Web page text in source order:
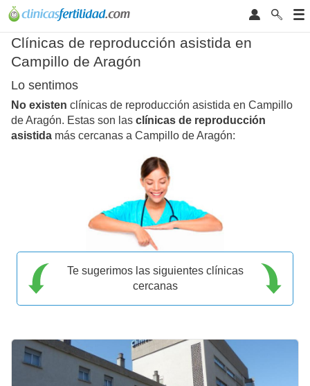
Clínicas de reproducción asistida en
Campillo de Aragón
Lo sentimos
No existen clínicas de reproducción asistida en Campillo
de Aragón. Estas son las clínicas de reproducción
asistida más cercanas a Campillo de Aragón:
Te sugerimos las siguientes clínicas
cercanas